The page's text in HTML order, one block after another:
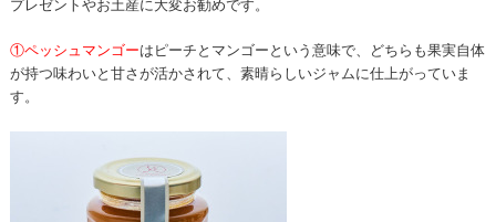
プレゼントやお土産に大変お勧めです。
①ペッシュマンゴーはピーチとマンゴーという意味で、どちらも果実自体
が持つ味わいと甘さが活かされて、素晴らしいジャムに仕上がっていま
す。